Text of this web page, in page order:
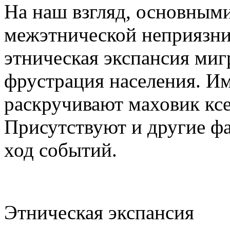
На наш взгляд,
межэтнической
этническая экспансия
фрустрация населения.
раскручивают маховик
Присутствуют и другие
ход событий.
Этническая экспансия